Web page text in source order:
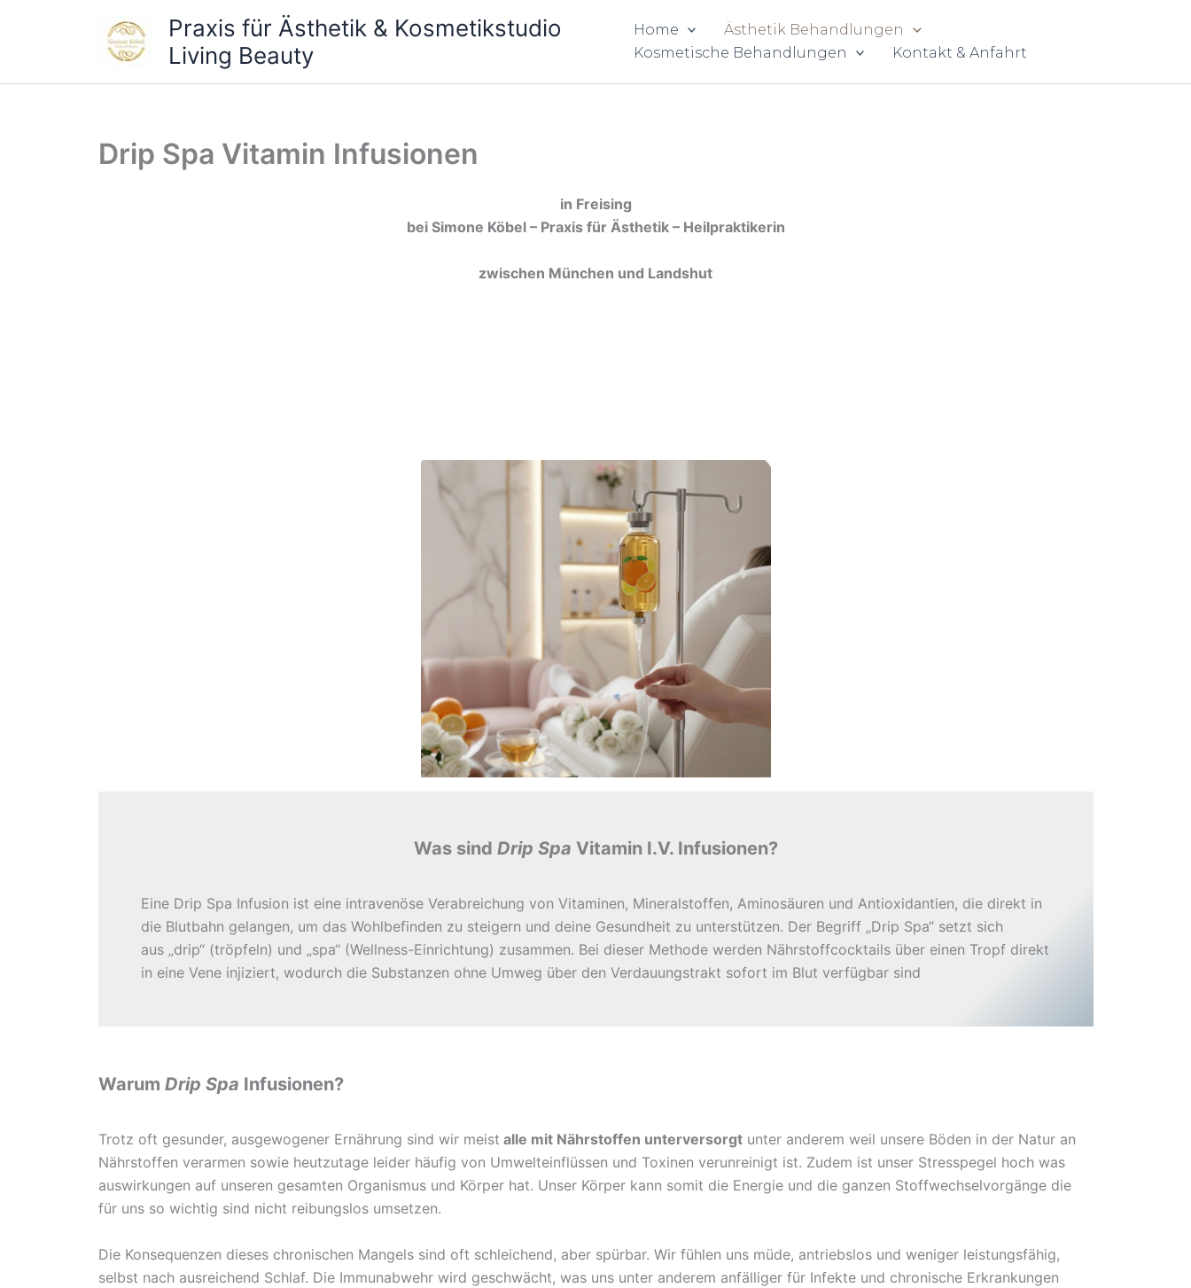
Praxis für Ästhetik & Kosmetikstudio
Living Beauty
Home
Ästhetik Behandlungen
Kosmetische Behandlungen
Kontakt & Anfahrt
Drip Spa Vitamin Infusionen
in Freising
bei Simone Köbel – Praxis für Ästhetik – Heilpraktikerin
zwischen München und Landshut
Was sind Drip Spa Vitamin I.V. Infusionen?
Eine Drip Spa Infusion ist eine intravenöse Verabreichung von Vitaminen, Mineralstoffen, Aminosäuren und Antioxidantien, die direkt in
die Blutbahn gelangen, um das Wohlbefinden zu steigern und deine Gesundheit zu unterstützen. Der Begriff „Drip Spa“ setzt sich
aus „drip“ (tröpfeln) und „spa“ (Wellness-Einrichtung) zusammen. Bei dieser Methode werden Nährstoffcocktails über einen Tropf direkt
in eine Vene injiziert, wodurch die Substanzen ohne Umweg über den Verdauungstrakt sofort im Blut verfügbar sind
Warum Drip Spa Infusionen?
Trotz oft gesunder, ausgewogener Ernährung sind wir meist alle mit Nährstoffen unterversorgtunter anderem weil unsere Böden in der Natur an
Nährstoffen verarmen sowie heutzutage leider häufig von Umwelteinflüssen und Toxinen verunreinigt ist. Zudem ist unser Stresspegel hoch was
auswirkungen auf unseren gesamten Organismus und Körper hat. Unser Körper kann somit die Energie und die ganzen Stoffwechselvorgänge die
für uns so wichtig sind nicht reibungslos umsetzen.
Die Konsequenzen dieses chronischen Mangels sind oft schleichend, aber spürbar. Wir fühlen uns müde, antriebslos und weniger leistungsfähig,
selbst nach ausreichend Schlaf. Die Immunabwehr wird geschwächt, was uns unter anderem anfälliger für Infekte und chronische Erkrankungen